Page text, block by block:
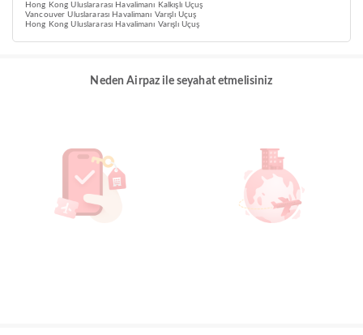
Hong Kong Uluslararası Havalimanı Kalkışlı Uçuş
Vancouver Uluslararası Havalimanı Varışlı Uçuş
Hong Kong Uluslararası Havalimanı Varışlı Uçuş
Neden Airpaz ile seyahat etmelisiniz